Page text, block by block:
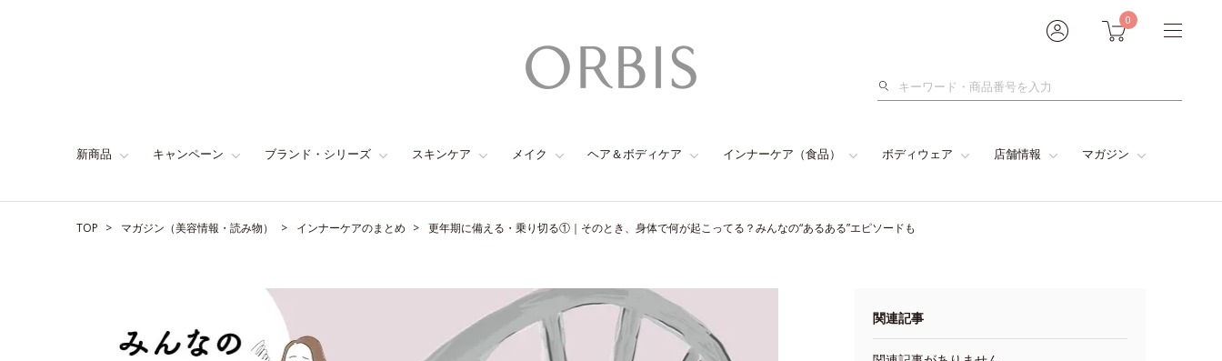
0
検
新商品 キャンペーン ブランド・シリーズ スキンケア メイク ヘア＆ボディケア インナーケア（食品） ボディウェア 店舗情報 マガジン
TOP マガジン（美容情報・読み物） インナーケアのまとめ 更年期に備える・乗り切る①｜そのとき、身体で何が起こってる？みんなの“あるある”エピソードも
関連記事